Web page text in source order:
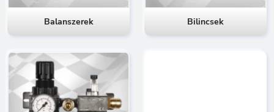
Balanszerek Bilincsek